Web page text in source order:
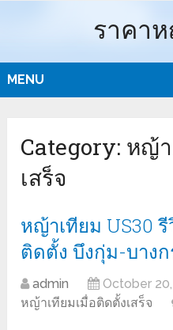
ราคา
MENU
Category: หญ้า
เสร็จ
หญ้าเทียม US30
ติดตั้ง บึงกุ่ม-บาง
admin October
หญ้าเทียมเมื่อติดตั้งเสร็จ